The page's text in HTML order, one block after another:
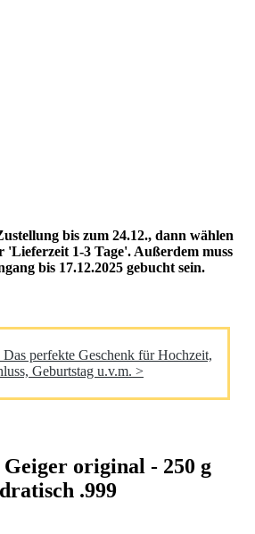
bis zum 24.12., dann wählen
'Lieferzeit 1-3 Tage'. Außerdem muss
bis 17.12.2025 gebucht sein.
Das perfekte Geschenk für Hochzeit,
Geburtstag u.v.m. >
original - 250 g
.999